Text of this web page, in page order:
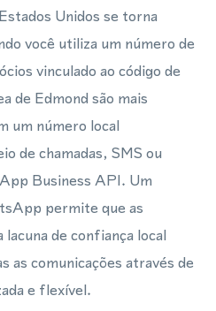
Unidos se torna
você utiliza um número de
vinculado ao código de
de Edmond são mais
um número local
de chamadas, SMS ou
Business API. Um
permite que as
de confiança local
as comunicações através de
e flexível.